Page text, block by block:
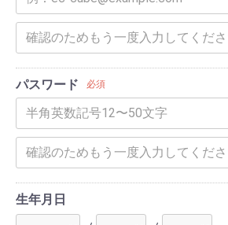
パスワード 必須
生年月日